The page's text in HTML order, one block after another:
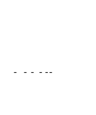
- - - - --